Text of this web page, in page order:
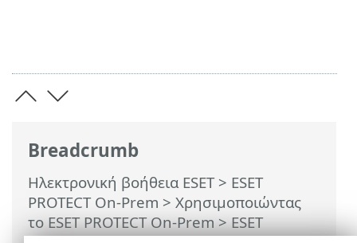
Breadcrumb
Ηλεκτρονική βοήθεια ESET> ESET
PROTECT On-Prem > Χρησιμοποιώντας
το ESET PROTECT On-Prem>ESET